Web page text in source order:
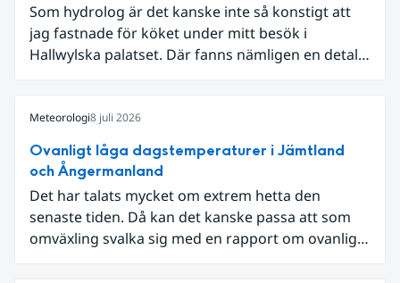
Som hydrolog är det kanske inte så konstigt att
jag fastnade för köket under mitt besök i
Hallwylska palatset. Där fanns nämligen en detalj
Meteorologi8 juli 2026
Ovanligt låga dagstemperaturer i Jämtland
och Ångermanland
Det har talats mycket om extrem hetta den
senaste tiden. Då kan det kanske passa att som
omväxling svalka sig med en rapport om ovanligt